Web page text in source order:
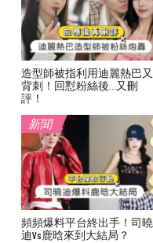
造型師被指利用迪麗熱巴又
背刺！回懟粉絲後…又刪
評！
新聞
頻頻爆料平台終出手！司曉
迪vs鹿晗來到大結局？